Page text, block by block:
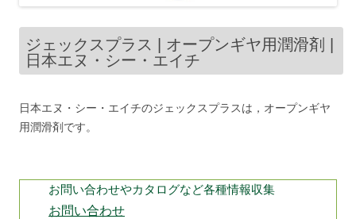
ジェックスプラス | オープンギヤ用潤滑剤 |
日本エヌ・シー・エイチ
日本エヌ・シー・エイチのジェックスプラスは，オープンギヤ
用潤滑剤です。
お問い合わせやカタログなど各種情報収集
お問い合わせ